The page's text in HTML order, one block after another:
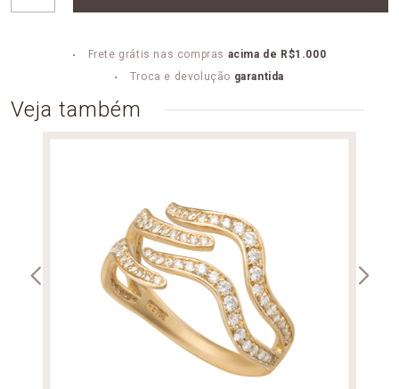
Frete grátis nas compras acima de R$1.000
Troca e devolução garantida
Veja também